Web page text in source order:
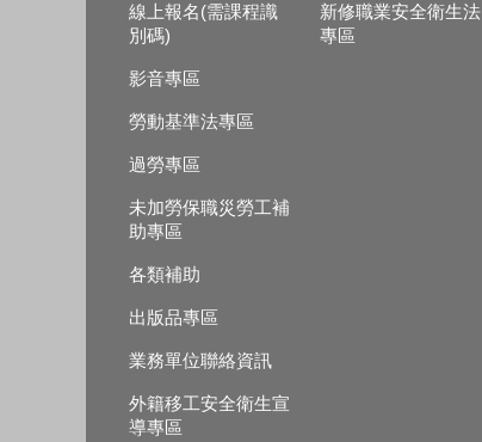
線上報名(需課程識
別碼)
影音專區
勞動基準法專區
過勞專區
未加勞保職災勞工補
助專區
各類補助
出版品專區
業務單位聯絡資訊
外籍移工安全衛生宣
導專區
新修職業安全衛生法
專區